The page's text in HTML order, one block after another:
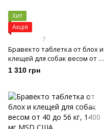
Хит
Акція
7
Бравекто таблетка от блох и
клещей для собак весом от 20
до 40 кг, 1000 мг
1 310 грн